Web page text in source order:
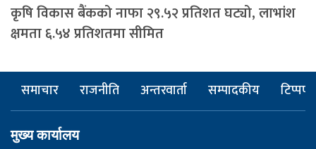
कृषि विकास बैंकको नाफा २९.५२ प्रतिशत घट्यो, लाभांश
क्षमता ६.५४ प्रतिशतमा सीमित
समाचार राजनीति अन्तरवार्ता सम्पादकीय टिप्पणी
मुख्य कार्यालय